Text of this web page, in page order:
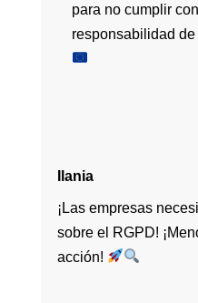
para no cumplir
responsabilidad
Ilania
¡Las empresas
sobre el RGPD!
acción!